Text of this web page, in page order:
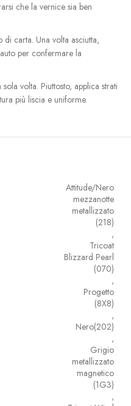
che la vernice sia ben
carta. Una volta asciutta,
per confermare la
volta. Piuttosto, applica strati
più liscia e uniforme.
Attitude/Nero
mezzanotte
metallizzato
(218)
,
Tricoat
Blizzard Pearl
(070)
,
Progetto
(8X8)
,
Nero(202)
,
Grigio
metallizzato
magnetico
(1G3)
,